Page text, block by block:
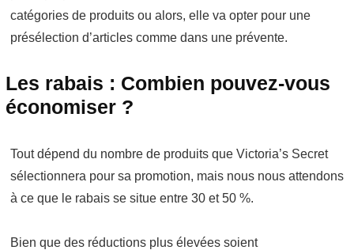
catégories de produits ou alors, elle va opter pour une
présélection d’articles comme dans une prévente.
Les rabais : Combien pouvez-vous
économiser ?
Tout dépend du nombre de produits que Victoria’s Secret
sélectionnera pour sa promotion, mais nous nous attendons
à ce que le rabais se situe entre 30 et 50 %.
Bien que des réductions plus élevées soient